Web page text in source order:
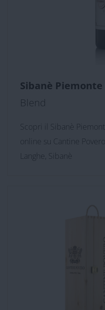
Sibanè Piemonte
Blend
Scopri il Sibanè
online su Cantine
Langhe, Sibanè